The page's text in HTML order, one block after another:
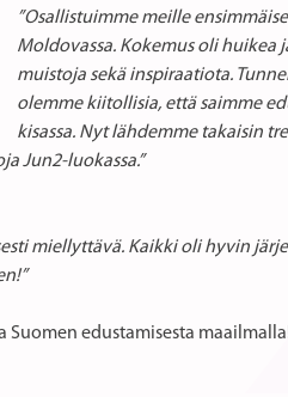
”Osallistuimme meille
Moldovassa. Kokemus oli huikea
muistoja sekä inspiraatiota.
olemme kiitollisia, että saimme
kisassa. Nyt lähdemme takaisin
Jun2-luokassa.”
miellyttävä. Kaikki oli hyvin
edustamisesta